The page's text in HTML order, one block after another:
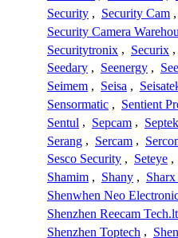
Security , Security Cam ,
Security Camera
Securitytronix , Securix ,
Seedary , Seenergy ,
Seimem , Seisa ,
Sensormatic , Sentient
Sentul , Sepcam ,
Serang , Sercam ,
Sesco Security , Seteye ,
Shamim , Shany ,
Shenwhen Neo
Shenzhen Reecam
Shenzhen Toptech ,